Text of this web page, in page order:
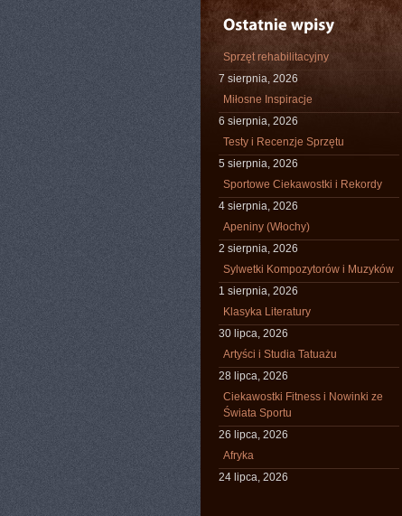
Sprzęt rehabilitacyjny
7 sierpnia, 2026
Miłosne Inspiracje
6 sierpnia, 2026
Testy i Recenzje Sprzętu
5 sierpnia, 2026
Sportowe Ciekawostki i Rekordy
4 sierpnia, 2026
Apeniny (Włochy)
2 sierpnia, 2026
Sylwetki Kompozytorów i Muzyków
1 sierpnia, 2026
Klasyka Literatury
30 lipca, 2026
Artyści i Studia Tatuażu
28 lipca, 2026
Ciekawostki Fitness i Nowinki ze
Świata Sportu
26 lipca, 2026
Afryka
24 lipca, 2026